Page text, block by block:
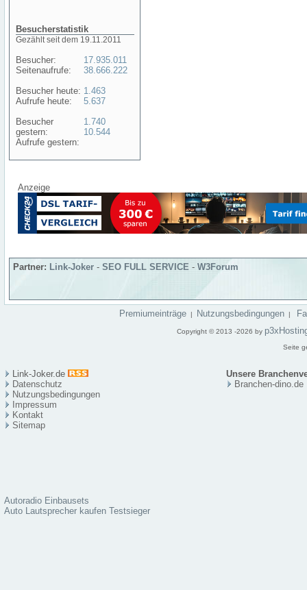
Besucherstatistik
Gezählt seit dem 19.11.2011
Besucher:
Seitenaufrufe:
Besucher heute:
Aufrufe heute:
Besucher
gestern:
Aufrufe gestern:
17.935.011
38.666.222
1.463
5.637
1.740
10.544
Anzeige
Partner: Link-Joker - SEO FULL SERVICE - W3Forum
Premiumeinträge | Nutzungsbedingungen |
Copyright © 2013 -2026 by
Seite
Link-Joker.de
Unsere
Datenschutz
Nutzungsbedingungen
Impressum
Kontakt
Sitemap
Branchen-dino.de
Autoradio Einbausets
Auto Lautsprecher kaufen Testsieger